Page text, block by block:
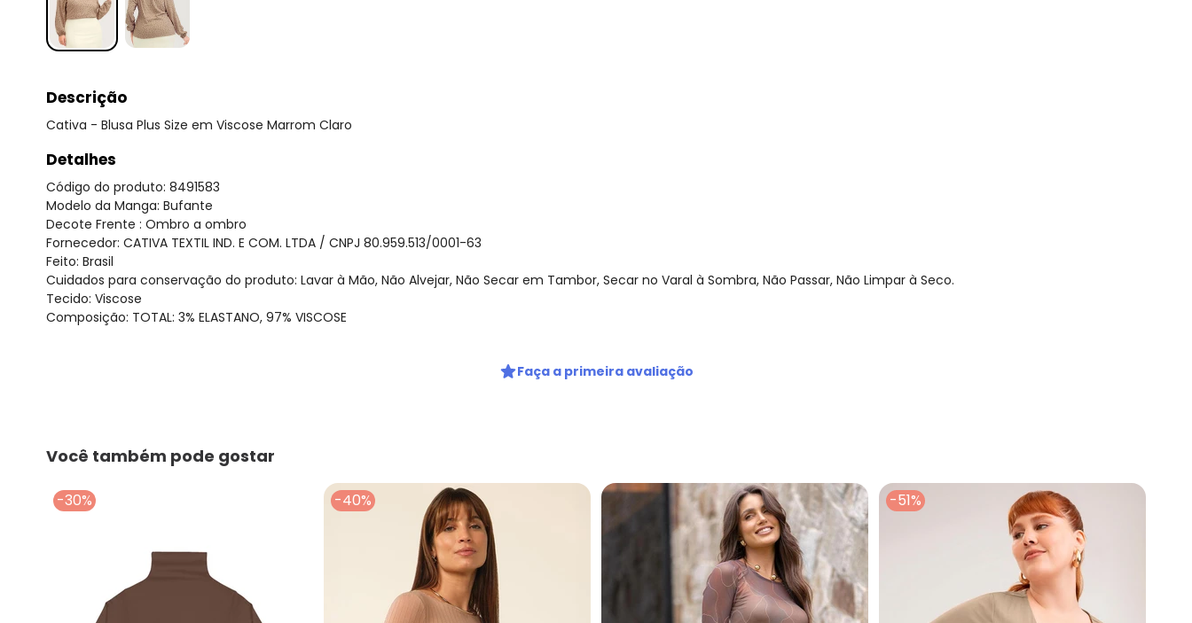
Descrição
Cativa - Blusa Plus Size em Viscose Marrom Claro
Detalhes
Código do produto: 8491583
Modelo da Manga: Bufante
Decote Frente : Ombro a ombro
Fornecedor: CATIVA TEXTIL IND. E COM. LTDA / CNPJ 80.959.513/0001-63
Feito: Brasil
Cuidados para conservação do produto: Lavar à Mão, Não Alvejar, Não Secar em Tambor, Secar no Varal à Sombra, Não Passar, Não Limpar à Seco.
Tecido: Viscose
Composição: TOTAL: 3% ELASTANO, 97% VISCOSE
Faça a primeira avaliação
Você também pode gostar
-30% -40% -51%